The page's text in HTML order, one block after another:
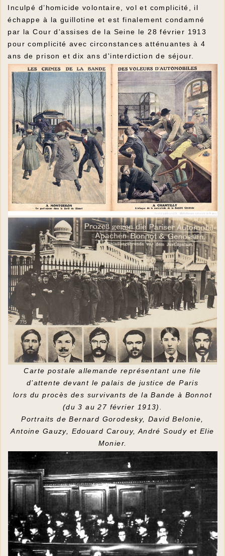
Inculpé d’homicide volontaire, vol et complicité, il
échappe à la guillotine et est finalement condamné
par la Cour d'assises de la Seine le 28 février 1913
pour complicité avec circonstances atténuantes à 4
ans de prison et dix ans d'interdiction de séjour.
Carte postale allemande représentant une file
d’attente devant le palais de justice de Paris
lors du procès des survivants de la Bande à Bonnot
(du 3 au 27 février 1913).
Portraits de Bernard Gorodesky, David Belonie,
Antoine Gauzy, Edouard Carouy, André Soudy et Elie
Monier.